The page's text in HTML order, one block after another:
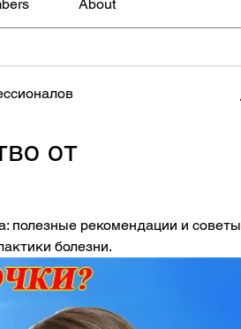
About
от
полезные рекомендации и советы
болезни.